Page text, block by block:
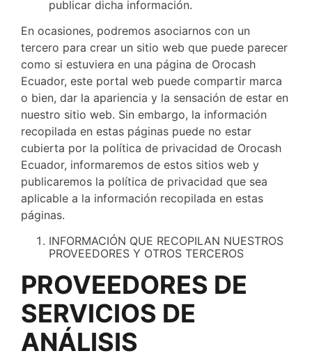
publicar dicha información.
En ocasiones, podremos asociarnos con un
tercero para crear un sitio web que puede parecer
como si estuviera en una página de Orocash
Ecuador, este portal web puede compartir marca
o bien, dar la apariencia y la sensación de estar en
nuestro sitio web. Sin embargo, la información
recopilada en estas páginas puede no estar
cubierta por la política de privacidad de Orocash
Ecuador, informaremos de estos sitios web y
publicaremos la política de privacidad que sea
aplicable a la información recopilada en estas
páginas.
INFORMACIÓN QUE RECOPILAN NUESTROS
PROVEEDORES Y OTROS TERCEROS
PROVEEDORES DE
SERVICIOS DE
ANÁLISIS